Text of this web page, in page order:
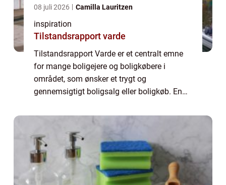
08 juli 2026 Camilla Lauritzen
inspiration
Tilstandsrapport varde
Tilstandsrapport Varde er et centralt emne
for mange boligejere og boligkøbere i
området, som ønsker et trygt og
gennemsigtigt boligsalg eller boligkøb. En
boligens fysiske stand og giver begge parter
i en handel...